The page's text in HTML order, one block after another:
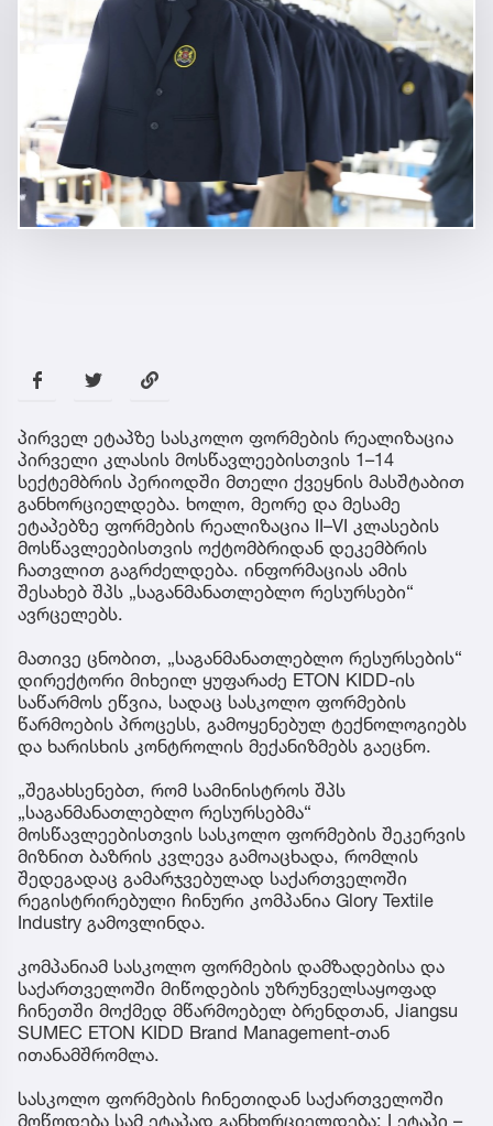
პირველ ეტაპზე სასკოლო ფორმების რეალიზაცია
პირველი კლასის მოსწავლეებისთვის 1–14
სექტემბრის პერიოდში მთელი ქვეყნის მასშტაბით
განხორციელდება. ხოლო, მეორე და მესამე
ეტაპებზე ფორმების რეალიზაცია II–VI კლასების
მოსწავლეებისთვის ოქტომბრიდან დეკემბრის
ჩათვლით გაგრძელდება. ინფორმაციას ამის
შესახებ შპს „საგანმანათლებლო რესურსები“
ავრცელებს.
მათივე ცნობით, „საგანმანათლებლო რესურსების“
დირექტორი მიხეილ ყუფარაძე ETON KIDD-ის
საწარმოს ეწვია, სადაც სასკოლო ფორმების
წარმოების პროცესს, გამოყენებულ ტექნოლოგიებს
და ხარისხის კონტროლის მექანიზმებს გაეცნო.
„შეგახსენებთ, რომ სამინისტროს შპს
„საგანმანათლებლო რესურსებმა“
მოსწავლეებისთვის სასკოლო ფორმების შეკერვის
მიზნით ბაზრის კვლევა გამოაცხადა, რომლის
შედეგადაც გამარჯვებულად საქართველოში
რეგისტრირებული ჩინური კომპანია Glory Textile
Industry გამოვლინდა.
კომპანიამ სასკოლო ფორმების დამზადებისა და
საქართველოში მიწოდების უზრუნველსაყოფად
ჩინეთში მოქმედ მწარმოებელ ბრენდთან, Jiangsu
SUMEC ETON KIDD Brand Management-თან
ითანამშრომლა.
სასკოლო ფორმების ჩინეთიდან საქართველოში
მოწოდება სამ ეტაპად განხორციელდება: I ეტაპი –